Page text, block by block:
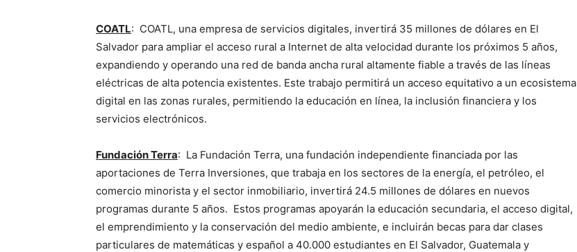
COATL: COATL, una empresa de servicios digitales, invertirá 35 millones de dólares en El
Salvador para ampliar el acceso rural a Internet de alta velocidad durante los próximos 5 años,
expandiendo y operando una red de banda ancha rural altamente fiable a través de las líneas
eléctricas de alta potencia existentes. Este trabajo permitirá un acceso equitativo a un ecosistema
digital en las zonas rurales, permitiendo la educación en línea, la inclusión financiera y los
servicios electrónicos.
Fundación Terra: La Fundación Terra, una fundación independiente financiada por las
aportaciones de Terra Inversiones, que trabaja en los sectores de la energía, el petróleo, el
comercio minorista y el sector inmobiliario, invertirá 24.5 millones de dólares en nuevos
programas durante 5 años. Estos programas apoyarán la educación secundaria, el acceso digital,
el emprendimiento y la conservación del medio ambiente, e incluirán becas para dar clases
particulares de matemáticas y español a 40.000 estudiantes en El Salvador, Guatemala y